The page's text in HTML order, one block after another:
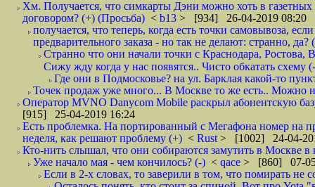
Хм. Получается, что симкарты Дэни можно хоть в газетных
договором? (+) (Просьба) < b13 > [934] 26-04-2019 08:20
получается, что теперь, когда есть точки самовывоза,
предварительного заказа - но так не делают: странно, да?
Странно что они начали точки с Краснодара,
Сижу жду когда у нас появятся.. Чисто обкатать схему
Где они в Подмосковье? на ул. Барклая какой-то
Точек продаж уже много... В Москве то же есть.. Можно
Оператор MVNO Danycom Mobile раскрыл абонентскую
[915] 25-04-2019 16:24
Есть проблемка. На портированный с Мегафона номер на
неделя, как решают проблему (+) < Rust > [1002] 24-04-
Кто-нить слышал, что они собираются замутить в Москве в
Уже начало мая - чем кончилось? (-) < qace > [860] 07-
Если в 2-х словах, то заверили в том, что помирать не